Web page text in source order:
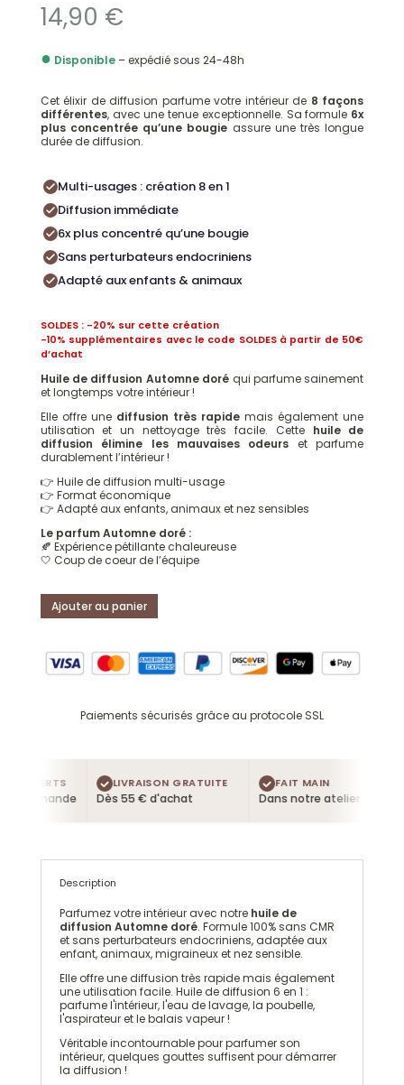
page
produit
du
14,90 €
● Disponible– expédié sous 24-48h
Cet élixir de diffusion parfume votre intérieur de 8 façons
différentes, avec une tenue exceptionnelle. Sa formule 6x
plus concentrée qu’une bougie assure une très longue
durée de diffusion.
Multi-usages : création 8 en 1
Diffusion immédiate
6x plus concentré qu’une bougie
Sans perturbateurs endocriniens
Adapté aux enfants & animaux
SOLDES : -20% sur cette création
-10% supplémentaires avec le code SOLDES à partir de 50€
d’achat
Huile de diffusion Automne doré qui parfume sainement
et longtemps votre intérieur !
Elle offre une diffusion très rapide mais également une
utilisation et un nettoyage très facile. Cette huile de
diffusion élimine les mauvaises odeurs et parfume
durablement l’intérieur !
👉 Huile de diffusion multi-usage
👉 Format économique
👉 Adapté aux enfants, animaux et nez sensibles
Le parfum Automne doré :
🍂 Expérience pétillante chaleureuse
🤍 Coup de coeur de l’équipe
Ajouter au panier
Paiements sécurisés grâce au protocole SSL
LIVRAISON GRATUITE
Dès 55 € d'achat
FAIT MAIN
Dans notre atelier
Description
Parfumez votre intérieur avec notre huile de
diffusion Automne doré. Formule 100% sans CMR
et sans perturbateurs endocriniens, adaptée aux
enfant, animaux, migraineux et nez sensible.
Elle offre une diffusion très rapide mais également
une utilisation facile. Huile de diffusion 6 en 1 :
parfume l'intérieur, l'eau de lavage, la poubelle,
l'aspirateur et le balais vapeur !
Véritable incontournable pour parfumer son
intérieur, quelques gouttes suffisent pour démarrer
la diffusion !